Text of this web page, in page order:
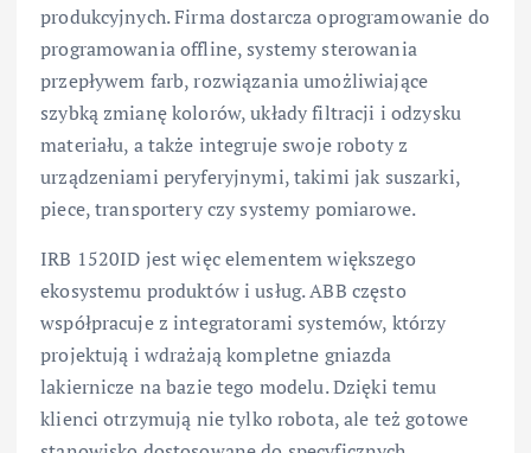
produkcyjnych. Firma dostarcza oprogramowanie do
programowania offline, systemy sterowania
przepływem farb, rozwiązania umożliwiające
szybką zmianę kolorów, układy filtracji i odzysku
materiału, a także integruje swoje roboty z
urządzeniami peryferyjnymi, takimi jak suszarki,
piece, transportery czy systemy pomiarowe.
IRB 1520ID jest więc elementem większego
ekosystemu produktów i usług. ABB często
współpracuje z integratorami systemów, którzy
projektują i wdrażają kompletne gniazda
lakiernicze na bazie tego modelu. Dzięki temu
klienci otrzymują nie tylko robota, ale też gotowe